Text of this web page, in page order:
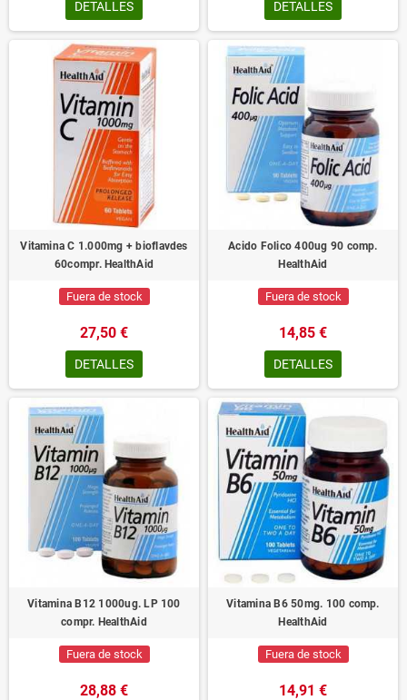
DETALLES DETALLES
Vitamina C 1.000mg + bioflavdes
60compr. HealthAid
Fuera de stock
27,50 €
DETALLES
Acido Folico 400ug 90 comp.
HealthAid
Fuera de stock
14,85 €
DETALLES
Vitamina B12 1000ug. LP 100
compr. HealthAid
Fuera de stock
28,88 €
Vitamina B6 50mg. 100 comp.
HealthAid
Fuera de stock
14,91 €